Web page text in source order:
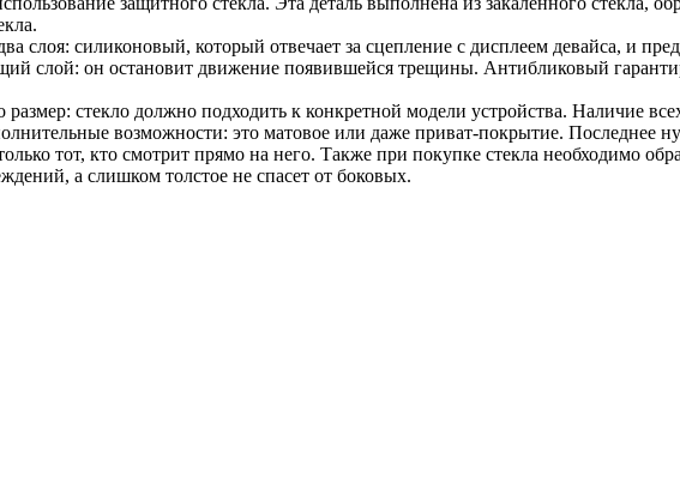
слоя: силиконовый, который отвечает за сцепление с дисплеем девайса, и
слой: он остановит движение появившейся трещины. Антибликовый
стекло должно подходить к конкретной модели устройства. Наличие
возможности: это матовое или даже приват-покрытие. Последнее
тот, кто смотрит прямо на него. Также при покупке стекла необходимо
а слишком толстое не спасет от боковых.